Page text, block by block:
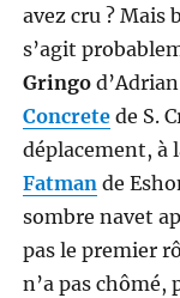
avez cru ? Mais
s’agit
Gringo
Concretede S.
déplacement, à
Fatmande
sombre navet
pas le premier
n’a pas chômé,